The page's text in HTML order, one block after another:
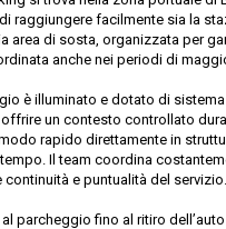
raggiungere facilmente sia la
area di sosta, organizzata per
anche nei periodi di
è illuminato e dotato di
offrire un contesto controllato
rapido direttamente in
Il team coordina
continuità e puntualità del servizio.
al parcheggio fino al ritiro